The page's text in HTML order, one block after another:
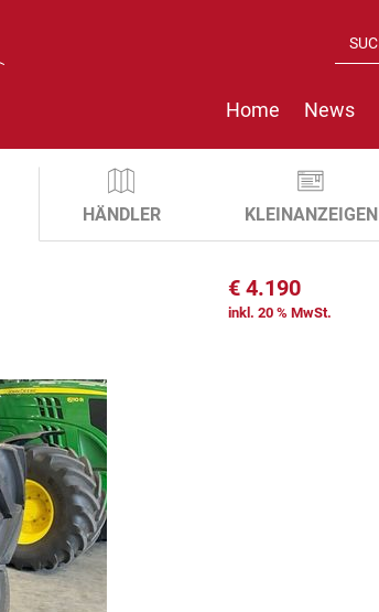
Home News
HÄNDLER KLEINANZEIGEN
€ 4.190
inkl. 20 % MwSt.